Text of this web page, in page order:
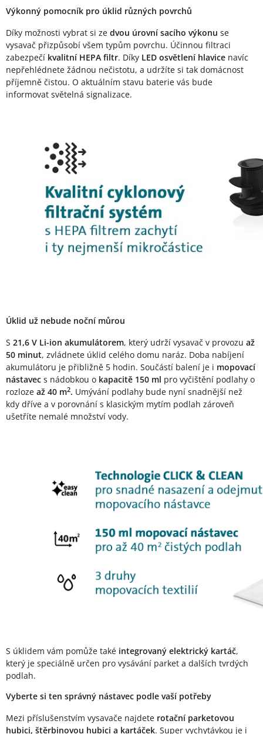
Výkonný pomocník pro úklid různých povrchů
Díky možnosti vybrat si ze dvou úrovní sacího výkonu se
vysavač přizpůsobí všem typům povrchu. Účinnou filtraci
zabezpečí kvalitní HEPA filtr. Díky LED osvětlení hlavice navíc
nepřehlédnete žádnou nečistotu, a udržíte si tak domácnost
příjemně čistou. O aktuálním stavu baterie vás bude
informovat světelná signalizace.
Úklid už nebude noční můrou
S 21,6 V Li-ion akumulátorem, který udrží vysavač v provozu až
50 minut, zvládnete úklid celého domu naráz. Doba nabíjení
akumulátoru je přibližně 5 hodin. Součástí balení je i mopovací
nástavec s nádobkou o kapacitě 150 ml pro vyčištění podlahy o
rozloze až 40 m2. Umývání podlahy bude nyní snadnější než
kdy dříve a v porovnání s klasickým mytím podlah zároveň
ušetříte nemalé množství vody.
S úklidem vám pomůže také integrovaný elektrický kartáč,
který je speciálně určen pro vysávání parket a dalších tvrdých
podlah.
Vyberte si ten správný nástavec podle vaší potřeby
Mezi příslušenstvím vysavače najdete rotační parketovou
hubici, štěrbinovou hubici a kartáček. Super vychytávkou je i